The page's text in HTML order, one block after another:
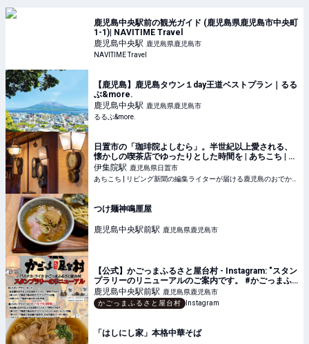
鹿児島中央駅前の観光ガイド (鹿児島県鹿児島市中央町
1-1)| NAVITIME Travel
鹿児島中央駅 鹿児島県鹿児島市
NAVITIME Travel
【鹿児島】鹿児島タウン１day王道ベストプラン｜るる
ぶ&more.
鹿児島中央駅 鹿児島県鹿児島市
るるぶ&more.
日置市の「珈琲院よしむら」。半世紀以上愛される、
懐かしの喫茶店でゆったりとした時間を | あちこち | リ
ビング新聞の編集ライターが届ける鹿児島のおでかけ
情報
伊集院駅 鹿児島県日置市
つけ麺神鳴厘屋
鹿児島中央駅前駅 鹿児島県鹿児島市
【公式】かごっまふるさと屋台村 - Instagram: "スタン
プラリーのリニューアルのご案内です。 #かごっまふ
るさと屋台村 #ライカ屋台村"
鹿児島中央駅前駅 鹿児島県鹿児島市
かごっまふるさと屋台村
Instagram
「はしにし家」本格中華そば